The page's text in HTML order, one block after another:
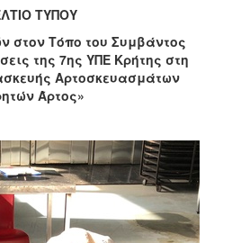
ΤΥΠΟΥ
στον Τόπο του Συμβάντος
της 7ης ΥΠΕ Κρήτης στη
Αρτοσκευασμάτων
Άρτος»